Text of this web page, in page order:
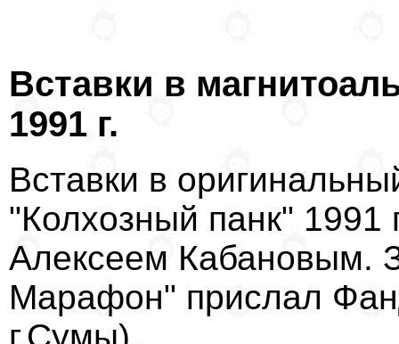
Вставки в
1991 г.
Вставки в
"Колхозный панк" 1991
Алексеем Кабановым.
Марафон" прислал